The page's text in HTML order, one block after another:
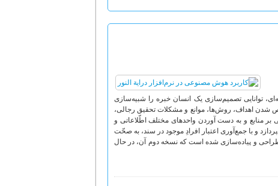
توانایی تصمیم‌سازی یک انسان خبره را شبیه‌سازی
اهداف، روش‌ها، موانع و مشکلات تحقیق رجالی،
بر منابع و به دست آوردن واحدهای مختلف اطّلاعاتی و
و با جمع‌آوری اعتبار افرادِ موجود در سند، به صحّت
و پیاده‌سازی شده است که نسخه دوم آن، در حال